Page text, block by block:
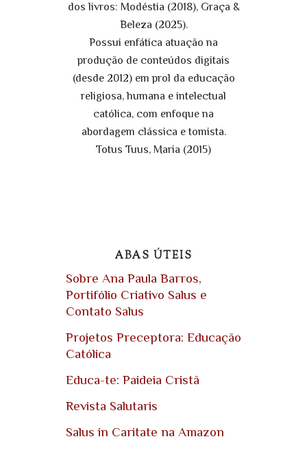
dos livros: Modéstia (2018), Graça &
Beleza (2025).
Possui enfática atuação na
produção de conteúdos digitais
(desde 2012) em prol da educação
religiosa, humana e intelectual
católica, com enfoque na
abordagem clássica e tomista.
Totus Tuus, Maria (2015)
ABAS ÚTEIS
Sobre Ana Paula Barros,
Portifólio Criativo Salus e
Contato Salus
Projetos Preceptora: Educação
Católica
Educa-te: Paideia Cristã
Revista Salutaris
Salus in Caritate na Amazon